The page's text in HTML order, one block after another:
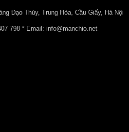
Đạo Thúy, Trung Hòa, Cầu Giấy, Hà Nội
798 * Email: info@manchio.net